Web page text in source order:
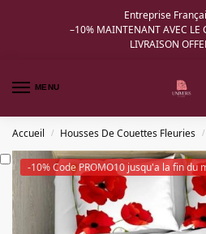
Entreprise
–10% MAINTENANT AVEC LE
LIVRAISON
MENU
Accueil / Housses De Couettes Fleuries /
-10% Code PROMO10 jusqu'a la fin du